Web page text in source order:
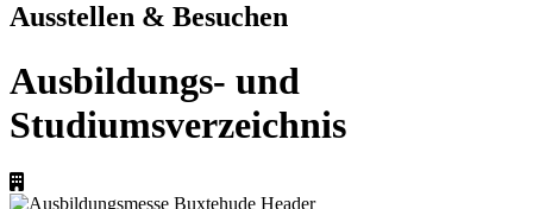
Ausstellen & Besuchen
Ausbildungs- und
Studiumsverzeichnis